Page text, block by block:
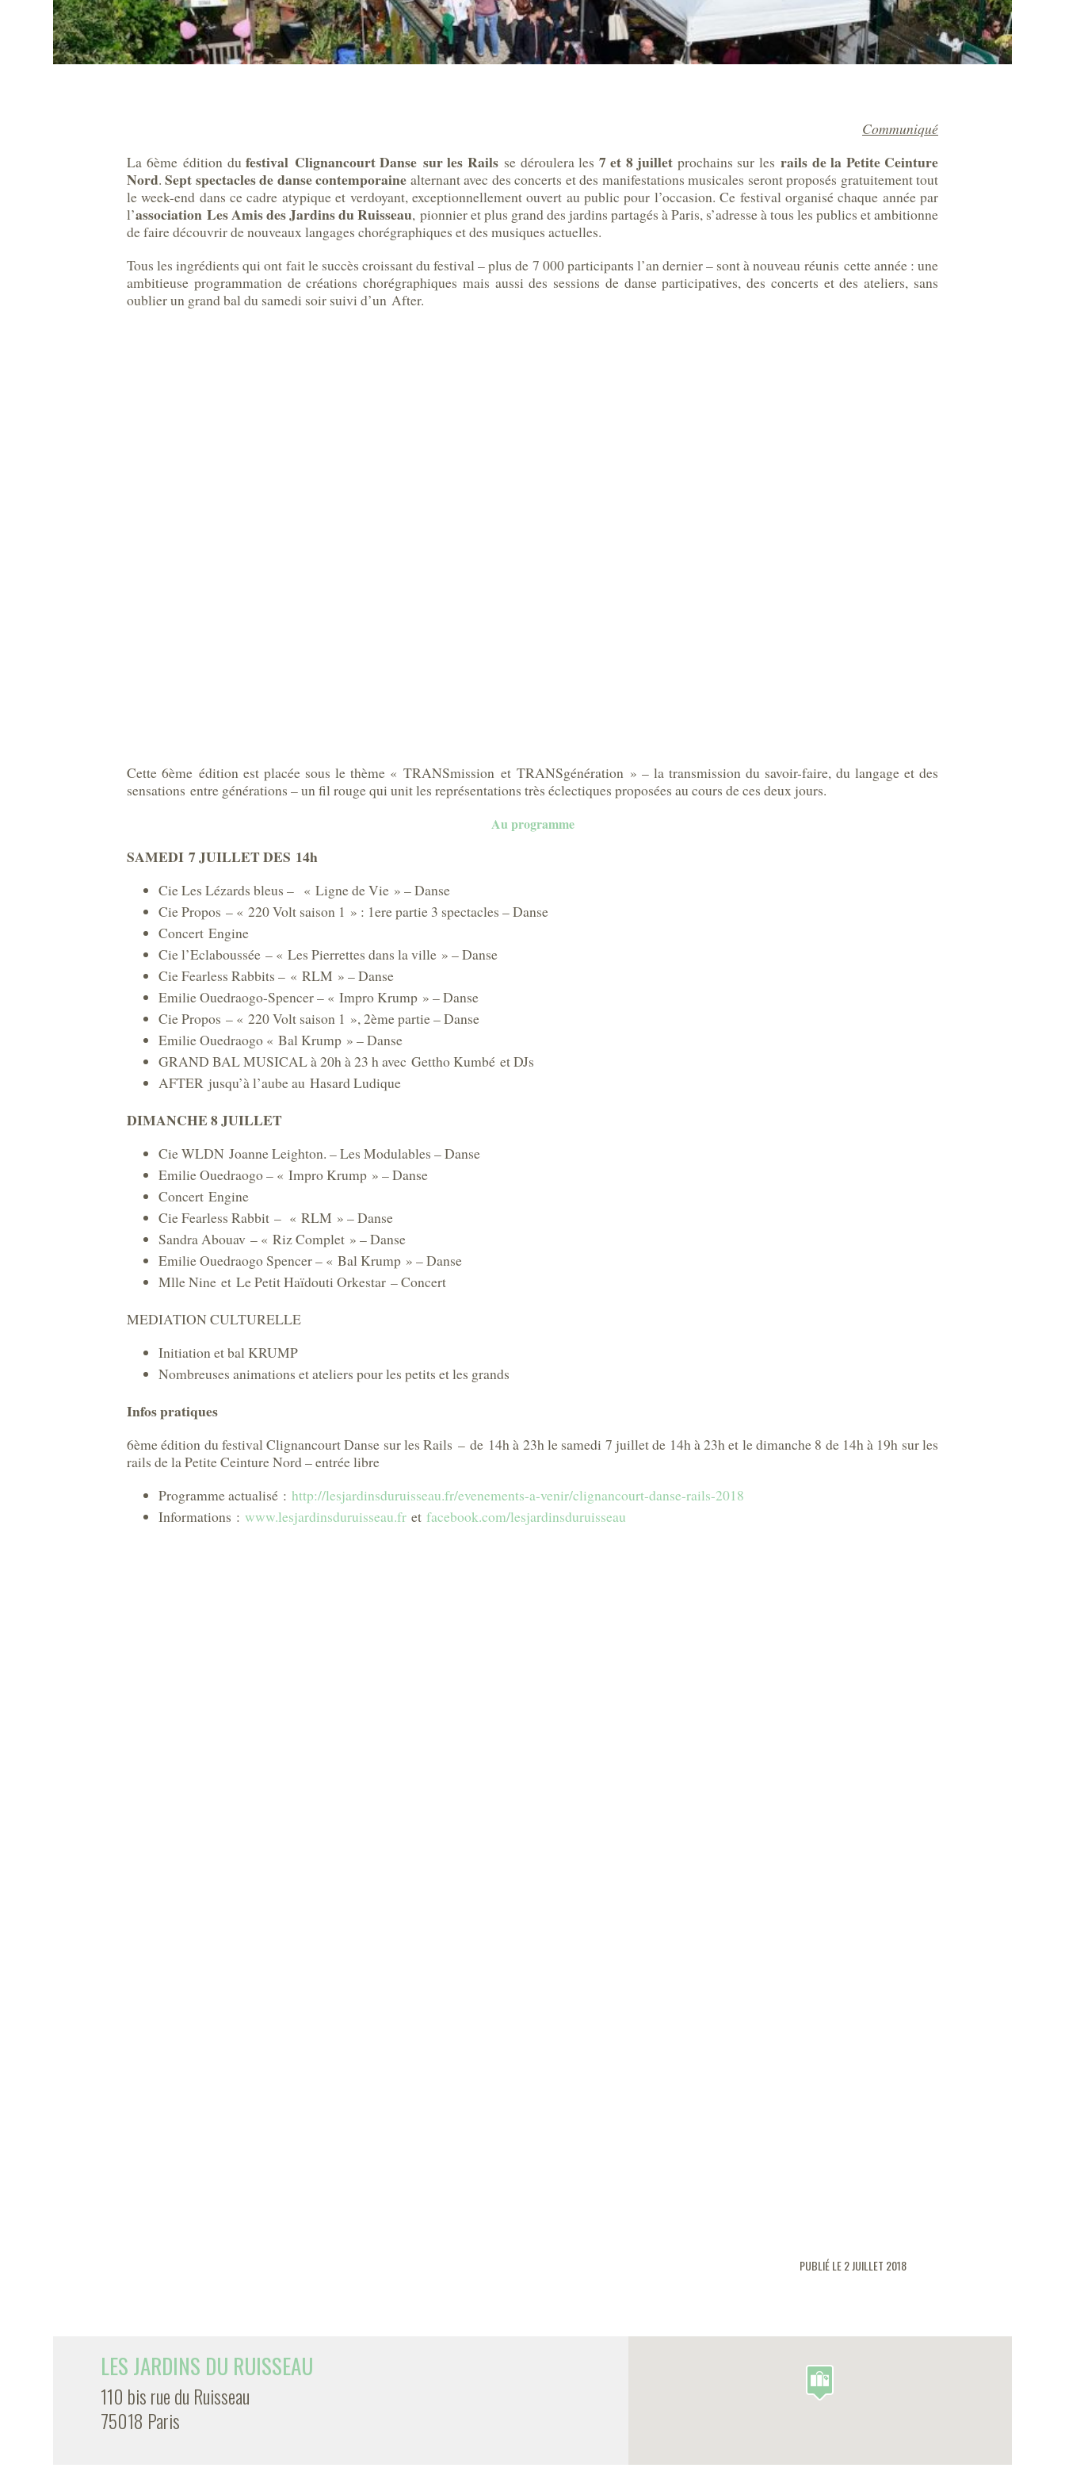
Communiqué
La 6ème édition du festival Clignancourt Danse sur les Rails se déroulera les 7 et 8 juillet prochains sur les rails de la Petite Ceinture
Nord.Sept spectacles de danse contemporaine alternant avec des concerts et des manifestations musicales seront proposés gratuitement tout
le week-end dans ce cadre atypique et verdoyant, exceptionnellement ouvert au public pour l’occasion. Ce festival organisé chaque année par
l’association Les Amis des Jardins du Ruisseau, pionnier et plus grand des jardins partagés à Paris, s’adresse à tous les publics et ambitionne
de faire découvrir de nouveaux langages chorégraphiques et des musiques actuelles.
Tous les ingrédients qui ont fait le succès croissant du festival – plus de 7 000 participants l’an dernier – sont à nouveau réunis cette année : une
ambitieuse programmation de créations chorégraphiques mais aussi des sessions de danse participatives, des concerts et des ateliers, sans
oublier un grand bal du samedi soir suivi d’un After.
Cette 6ème édition est placée sous le thème « TRANSmission et TRANSgénération » – la transmission du savoir-faire, du langage et des
sensations entre générations – un fil rouge qui unit les représentations très éclectiques proposées au cours de ces deux jours.
Au programme
SAMEDI 7 JUILLET DES 14h
Cie Les Lézards bleus – « Ligne de Vie » – Danse
Cie Propos – « 220 Volt saison 1 » : 1ere partie 3 spectacles – Danse
Concert Engine
Cie l’Eclaboussée – « Les Pierrettes dans la ville » – Danse
Cie Fearless Rabbits – « RLM » – Danse
Emilie Ouedraogo-Spencer – « Impro Krump » – Danse
Cie Propos – « 220 Volt saison 1 », 2ème partie – Danse
Emilie Ouedraogo « Bal Krump » – Danse
GRAND BAL MUSICAL à 20h à 23 h avec Gettho Kumbé et DJs
AFTER jusqu’à l’aube au Hasard Ludique
DIMANCHE 8 JUILLET
Cie WLDN Joanne Leighton. – Les Modulables – Danse
Emilie Ouedraogo – « Impro Krump » – Danse
Concert Engine
Cie Fearless Rabbit – « RLM » – Danse
Sandra Abouav – « Riz Complet » – Danse
Emilie Ouedraogo Spencer – « Bal Krump » – Danse
Mlle Nine et Le Petit Haïdouti Orkestar – Concert
MEDIATION CULTURELLE
Initiation et bal KRUMP
Nombreuses animations et ateliers pour les petits et les grands
Infos pratiques
6ème édition du festival Clignancourt Danse sur les Rails – de 14h à 23h le samedi 7 juillet de 14h à 23h et le dimanche 8 de 14h à 19h sur les
rails de la Petite Ceinture Nord – entrée libre
Programme actualisé : http://lesjardinsduruisseau.fr/evenements-a-venir/clignancourt-danse-rails-2018
Informations : www.lesjardinsduruisseau.fr et facebook.com/lesjardinsduruisseau
PUBLIÉ LE 2 JUILLET 2018
LES JARDINS DU RUISSEAU
110 bis rue du Ruisseau
75018 Paris